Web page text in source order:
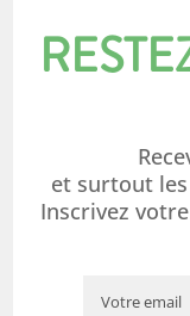
et surtout
Inscrivez